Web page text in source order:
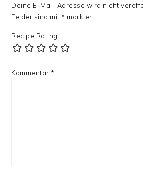
Deine E-Mail-Adresse wird nicht
Felder sind mit * markiert
Recipe Rating
Kommentar *